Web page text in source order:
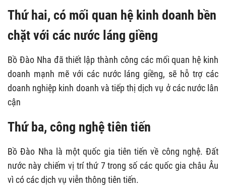
Thứ hai, có mối quan hệ kinh doanh bền
chặt với các nước láng giềng
Bồ Đào Nha đã thiết lập thành công các mối quan hệ kinh
doanh mạnh mẽ với các nước láng giềng, sẽ hỗ trợ các
doanh nghiệp kinh doanh và tiếp thị dịch vụ ở các nước lân
cận
Thứ ba, công nghệ tiên tiến
Bồ Đào Nha là một quốc gia tiên tiến về công nghệ. Đất
nước này chiếm vị trí thứ 7 trong số các quốc gia châu Âu
vì có các dịch vụ viễn thông tiên tiến.